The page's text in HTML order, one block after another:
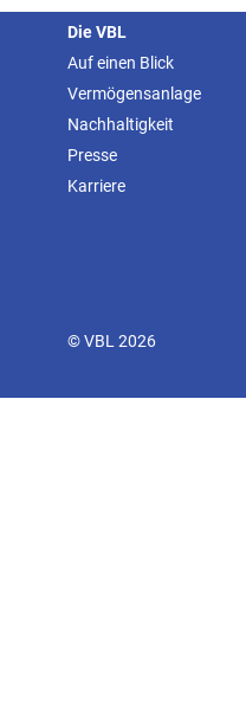
Die VBL
Auf einen Blick
Vermögensanlage
Nachhaltigkeit
Presse
Karriere
© VBL 2026